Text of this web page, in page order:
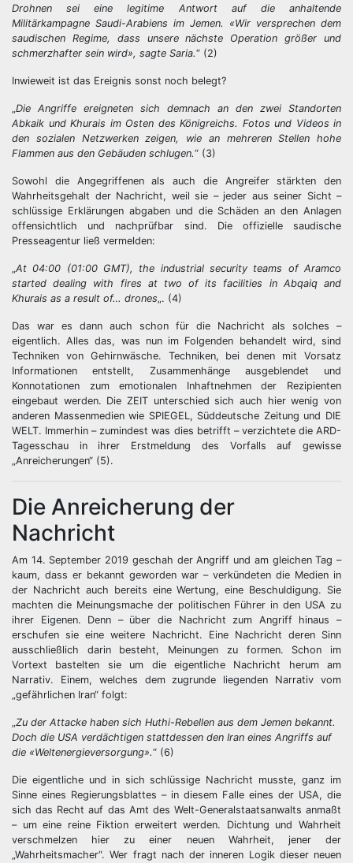
Drohnen sei eine legitime Antwort auf die anhaltende
Militärkampagne Saudi-Arabiens im Jemen. «Wir versprechen dem
saudischen Regime, dass unsere nächste Operation größer und
schmerzhafter sein wird», sagte Saria.“ (2)
Inwieweit ist das Ereignis sonst noch belegt?
„Die Angriffe ereigneten sich demnach an den zwei Standorten
Abkaik und Khurais im Osten des Königreichs. Fotos und Videos in
den sozialen Netzwerken zeigen, wie an mehreren Stellen hohe
Flammen aus den Gebäuden schlugen.“ (3)
Sowohl die Angegriffenen als auch die Angreifer stärkten den
Wahrheitsgehalt der Nachricht, weil sie – jeder aus seiner Sicht –
schlüssige Erklärungen abgaben und die Schäden an den Anlagen
offensichtlich und nachprüfbar sind. Die offizielle saudische
Presseagentur ließ vermelden:
„At 04:00 (01:00 GMT), the industrial security teams of Aramco
started dealing with fires at two of its facilities in Abqaiq and
Khurais as a result of… drones„. (4)
Das war es dann auch schon für die Nachricht als solches –
eigentlich. Alles das, was nun im Folgenden behandelt wird, sind
Techniken von Gehirnwäsche. Techniken, bei denen mit Vorsatz
Informationen entstellt, Zusammenhänge ausgeblendet und
Konnotationen zum emotionalen Inhaftnehmen der Rezipienten
eingebaut werden. Die ZEIT unterschied sich auch hier wenig von
anderen Massenmedien wie SPIEGEL, Süddeutsche Zeitung und DIE
WELT. Immerhin – zumindest was dies betrifft – verzichtete die ARD-
Tagesschau in ihrer Erstmeldung des Vorfalls auf gewisse
„Anreicherungen“ (5).
Die Anreicherung der
Nachricht
Am 14. September 2019 geschah der Angriff und am gleichen Tag –
kaum, dass er bekannt geworden war – verkündeten die Medien in
der Nachricht auch bereits eine Wertung, eine Beschuldigung. Sie
machten die Meinungsmache der politischen Führer in den USA zu
ihrer Eigenen. Denn – über die Nachricht zum Angriff hinaus –
erschufen sie eine weitere Nachricht. Eine Nachricht deren Sinn
ausschließlich darin besteht, Meinungen zu formen. Schon im
Vortext bastelten sie um die eigentliche Nachricht herum am
Narrativ. Einem, welches dem zugrunde liegenden Narrativ vom
„gefährlichen Iran“ folgt:
„Zu der Attacke haben sich Huthi-Rebellen aus dem Jemen bekannt.
Doch die USA verdächtigen stattdessen den Iran eines Angriffs auf
die «Weltenergieversorgung».“ (6)
Die eigentliche und in sich schlüssige Nachricht musste, ganz im
Sinne eines Regierungsblattes – in diesem Falle eines der USA, die
sich das Recht auf das Amt des Welt-Generalstaatsanwalts anmaßt
– um eine reine Fiktion erweitert werden. Dichtung und Wahrheit
verschmelzen hier zu einer neuen Wahrheit, jener der
„Wahrheitsmacher“. Wer fragt nach der inneren Logik dieser neuen